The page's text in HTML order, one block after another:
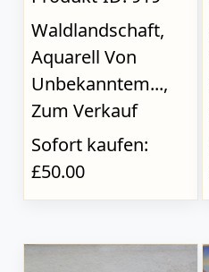
Waldlandschaft,
Aquarell Von
Unbekanntem...,
Zum Verkauf
Sofort kaufen:
£50.00